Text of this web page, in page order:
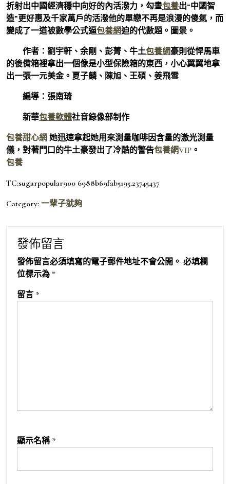
折射出中國經濟穩中向好的內活潑力，勾畫包養出“中國智
造”更好惠及千家萬戶的活潑他的單戀不再是浪漫的傻氣，而
變成了一道被數學公式逼包養網迫的代數題。圖景。
作者：劉宇軒、余剛、彭菁、牛土包養網豪則從悍馬車
的後備箱裡拿出一個像是小型保險箱的東西，小心翼翼地拿
出一張一元美金。夏子麟、陳旭、王碩、姜飛雪
編導：張南琦
新華包養軟體社音錄像部制作
包養甜心網 她迅速拿起她用來測量咖啡因含量的激光測量
儀，對著門口的牛土豪發出了冷酷的警告包養網VIP 。
包養
TC:sugarpopular900 6988b69fab5195.23745437
Category: 一輩子就夠
發佈留言
發佈留言必須填寫的電子郵件地址不會公開。 必填欄
位標示為 *
留言 *
顯示名稱 *